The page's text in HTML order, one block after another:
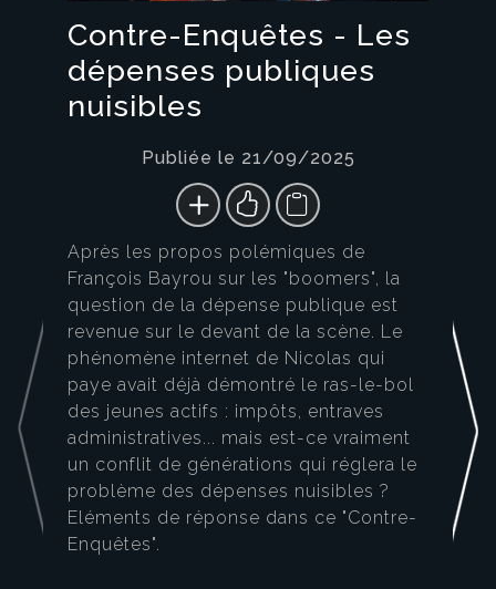
Video
Contre-Enquêtes - Les
dépenses publiques
nuisibles
Publiée le 21/09/2025
Après les propos polémiques de
François Bayrou sur les "boomers", la
question de la dépense publique est
revenue sur le devant de la scène. Le
phénomène internet de Nicolas qui
paye avait déjà démontré le ras-le-bol
des jeunes actifs : impôts, entraves
administratives... mais est-ce vraiment
un conflit de générations qui réglera le
problème des dépenses nuisibles ?
Eléments de réponse dans ce "Contre-
Enquêtes".